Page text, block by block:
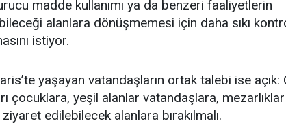
madde kullanımı ya da benzeri faaliyetlerin
alanlara dönüşmemesi için daha sıkı
istiyor.
yaşayan vatandaşların ortak talebi ise açık:
çocuklara, yeşil alanlar vatandaşlara,
edilebilecek alanlara bırakılmalı.